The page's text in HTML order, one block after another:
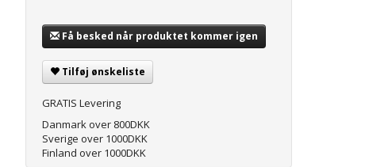
Få besked når produktet kommer igen
Tilføj ønskeliste
GRATIS Levering
Danmark over 800DKK
Sverige over 1000DKK
Finland over 1000DKK